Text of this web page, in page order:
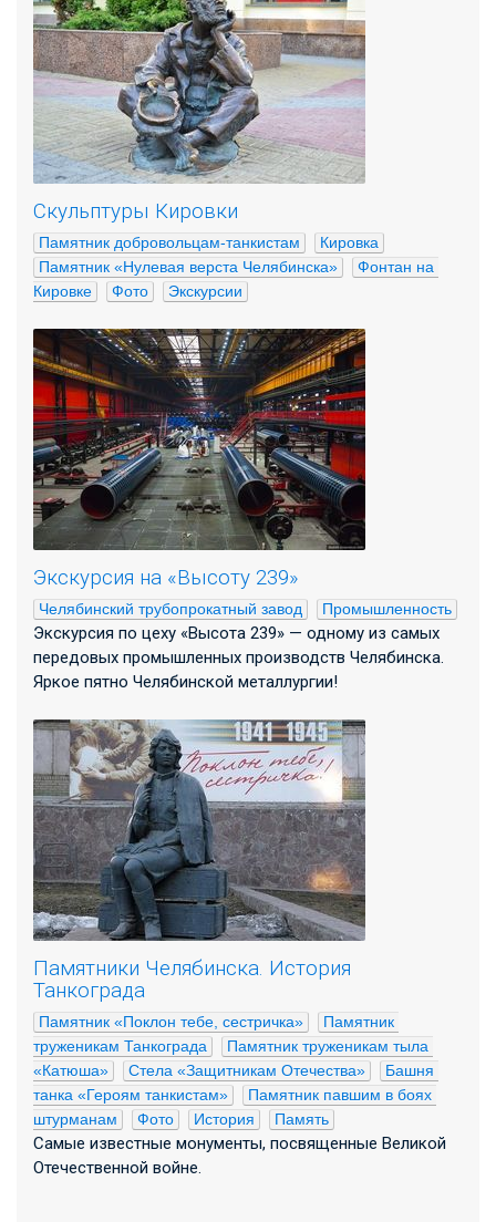
Скульптуры Кировки
Памятник добровольцам-танкистам
Кировка
Памятник «Нулевая верста Челябинска»
Фонтан на
Кировке
Фото Экскурсии
Экскурсия на «Высоту 239»
Челябинский трубопрокатный завод Промышленность
Экскурсия по цеху «Высота 239» — одному из самых
передовых промышленных производств Челябинска.
Яркое пятно Челябинской металлургии!
Памятники Челябинска. История
Танкограда
Памятник «Поклон тебе, сестричка»
Памятник
труженикам Танкограда
Памятник труженикам тыла
«Катюша»
Стела «Защитникам Отечества»
Башня
танка «Героям танкистам»
Памятник павшим в боях
штурманам
Фото История Память
Самые известные монументы, посвященные Великой
Отечественной войне.